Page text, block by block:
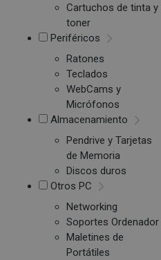
Cartuchos de tinta y
toner
Periféricos
Ratones
Teclados
WebCams y
Micrófonos
Almacenamiento
Pendrive y Tarjetas
de Memoria
Discos duros
Otros PC
Networking
Soportes Ordenador
Maletines de
Portátiles